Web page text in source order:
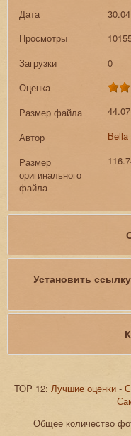
Дата
Просмотры
Загрузки
0
Оценка
Размер файла
Автор
Bella
Размер
оригинального
файла
Установить
TOP 12: Лучшие оценки -
Общее количество